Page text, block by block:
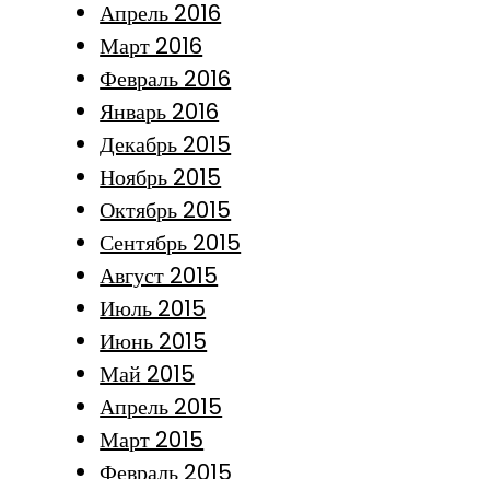
Апрель 2016
Март 2016
Февраль 2016
Январь 2016
Декабрь 2015
Ноябрь 2015
Октябрь 2015
Сентябрь 2015
Август 2015
Июль 2015
Июнь 2015
Май 2015
Апрель 2015
Март 2015
Февраль 2015